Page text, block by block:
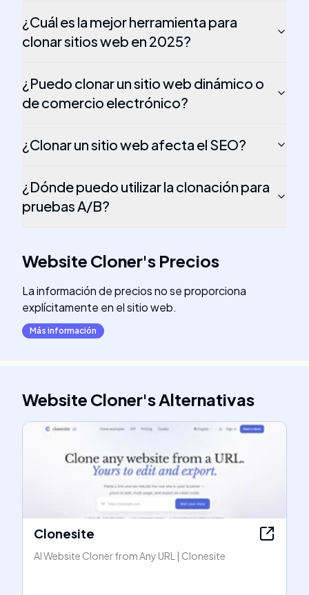
¿Cuál es la mejor herramienta para
clonar sitios web en 2025?
¿Puedo clonar un sitio web dinámico o
de comercio electrónico?
¿Clonar un sitio web afecta el SEO?
¿Dónde puedo utilizar la clonación para
pruebas A/B?
Website Cloner's Precios
La información de precios no se proporciona
explícitamente en el sitio web.
Más información
Website Cloner'sAlternativas
Clonesite
AI Website Cloner from Any URL | Clonesite